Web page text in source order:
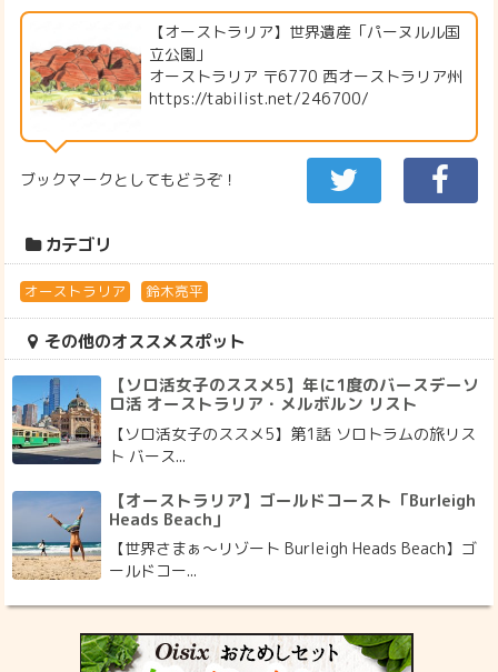
【オーストラリア】世界遺産「パーヌルル国
立公園」
オーストラリア 〒6770 西オーストラリア州
https://tabilist.net/246700/
ブックマークとしてもどうぞ！
カテゴリ
オーストラリア 鈴木亮平
その他のオススメスポット
【ソロ活女子のススメ5】年に1度のバースデーソ
ロ活 オーストラリア・メルボルン リスト
【ソロ活女子のススメ5】第1話 ソロトラムの旅リス
ト バース...
【オーストラリア】ゴールドコースト「Burleigh
Heads Beach」
【世界さまぁ～リゾート Burleigh Heads Beach】ゴ
ールドコー...